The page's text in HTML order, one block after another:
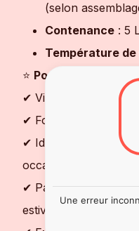
(selon
Contenance : 5
Température
⭐ Pourquoi choisir
✔ Vin blanc frais,
✔ Format Bag in Box
✔ Idéal pour repas
occasions
✔ Parfait pour
estivale
Une erreur